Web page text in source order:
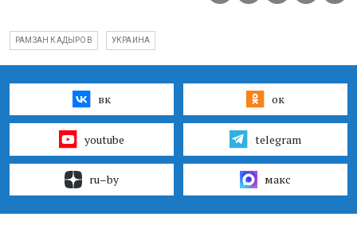
РАМЗАН КАДЫРОВ УКРАИНА
вк ок
youtube telegram
ru–by макс